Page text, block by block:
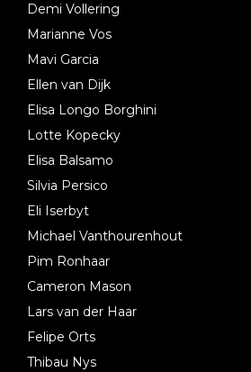
Demi Vollering
Marianne Vos
Mavi Garcia
Ellen van Dijk
Elisa Longo Borghini
Lotte Kopecky
Elisa Balsamo
Silvia Persico
Eli Iserbyt
Michael Vanthourenhout
Pim Ronhaar
Cameron Mason
Lars van der Haar
Felipe Orts
Thibau Nys